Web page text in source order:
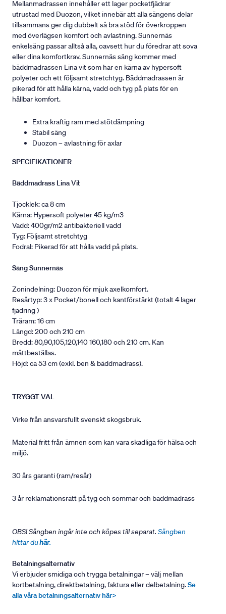
Mellanmadrassen innehåller ett lager pocketfjädrar
utrustad med Duozon, vilket innebär att alla sängens delar
tillsammans ger dig dubbelt så bra stöd för överkroppen
med överlägsen komfort och avlastning. Sunnernäs
enkelsäng passar alltså alla, oavsett hur du föredrar att sova
eller dina komfortkrav. Sunnernäs säng kommer med
bäddmadrassen Lina vit som har en kärna av hypersoft
polyeter och ett följsamt stretchtyg. Bäddmadrassen är
pikerad för att hålla kärna, vadd och tyg på plats för en
hållbar komfort.
Extra kraftig ram med stötdämpning
Stabil säng
Duozon – avlastning för axlar
SPECIFIKATIONER
Bäddmadrass Lina Vit
Tjocklek: ca 8 cm
Kärna: Hypersoft polyeter 45 kg/m3
Vadd: 400gr/m2 antibakteriell vadd
Tyg: Följsamt stretchtyg
Fodral: Pikerad för att hålla vadd på plats.
Säng Sunnernäs
Zonindelning: Duozon för mjuk axelkomfort.
Resårtyp: 3 x Pocket/bonell och kantförstärkt (totalt 4 lager
fjädring )
Träram: 16 cm
Längd: 200 och 210 cm
Bredd: 80,90,105,120,140 160,180 och 210 cm. Kan
måttbeställas.
Höjd: ca 53 cm (exkl. ben & bäddmadrass).
TRYGGT VAL
Virke från ansvarsfullt svenskt skogsbruk.
Material fritt från ämnen som kan vara skadliga för hälsa och
miljö.
30 års garanti (ram/resår)
3 år reklamationsrätt på tyg och sömmar och bäddmadrass
OBS! Sängben ingår inte och köpes till separat. Sängben
hittar duhär.
Betalningsalternativ
Vi erbjuder smidiga och trygga betalningar – välj mellan
kortbetalning, direktbetalning, faktura eller delbetalning.Se
alla våra betalningsalternativ här>